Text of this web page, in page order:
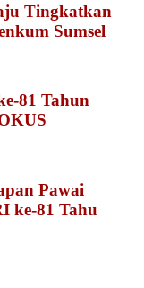
Tingkatkan
Sumsel
81 Tahun
Pawai
ke-81 Tahu